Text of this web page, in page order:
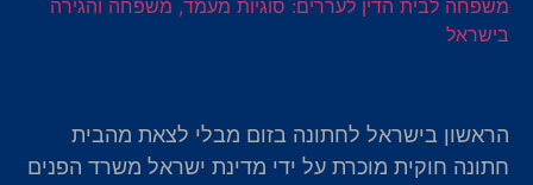
הראשון בישראל לחתונה בזום מבלי לצאת מהבית
חתונה חוקית מוכרת על ידי מדינת ישראל משרד הפנים